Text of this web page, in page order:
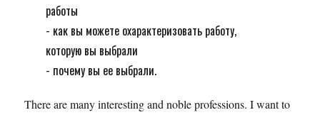
работы
- как вы можете охарактеризовать работу,
которую вы выбрали
- почему вы ее выбрали.
There are many interesting and noble professions. I want to